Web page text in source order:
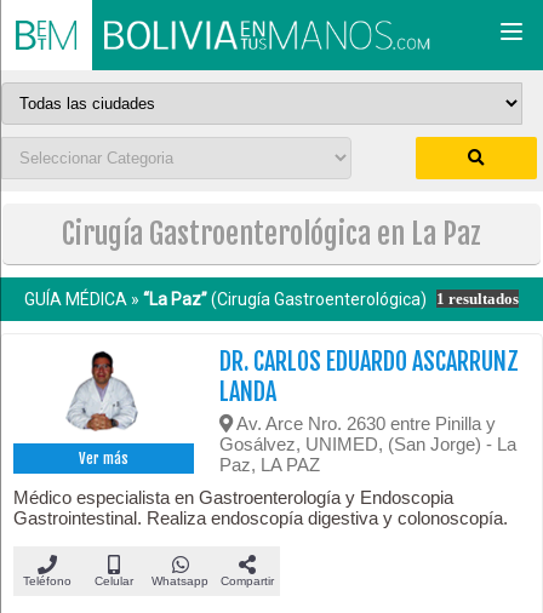
Cirugía Gastroenterológica en La Paz
GUÍA MÉDICA » “La Paz”(Cirugía Gastroenterológica) 1 resultados
Ver más
DR. CARLOS EDUARDO ASCARRUNZ
LANDA
Av. Arce Nro. 2630 entre Pinilla y
Gosálvez, UNIMED, (San Jorge) - La
Paz, LA PAZ
Médico especialista en Gastroenterología y Endoscopia
Gastrointestinal. Realiza endoscopía digestiva y colonoscopía.
Teléfono Celular Whatsapp Compartir